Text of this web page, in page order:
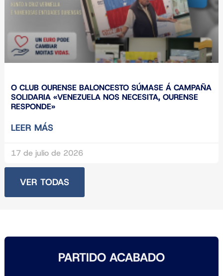
O CLUB OURENSE BALONCESTO SÚMASE Á CAMPAÑA
SOLIDARIA «VENEZUELA NOS NECESITA, OURENSE
RESPONDE»
LEER MÁS
17 de julio de 2026
VER TODAS
PARTIDO ACABADO